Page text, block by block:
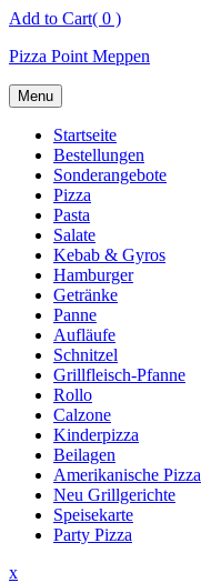
Skip
content
Add to Cart( 0 )
Pizza Point Meppen
Menu
Startseite
Bestellungen
Sonderangebote
Pizza
Pasta
Salate
Kebab & Gyros
Hamburger
Getränke
Panne
Aufläufe
Schnitzel
Grillfleisch-Pfanne
Rollo
Calzone
Kinderpizza
Beilagen
Amerikanische Pizza
Neu Grillgerichte
Speisekarte
Party Pizza
xClose